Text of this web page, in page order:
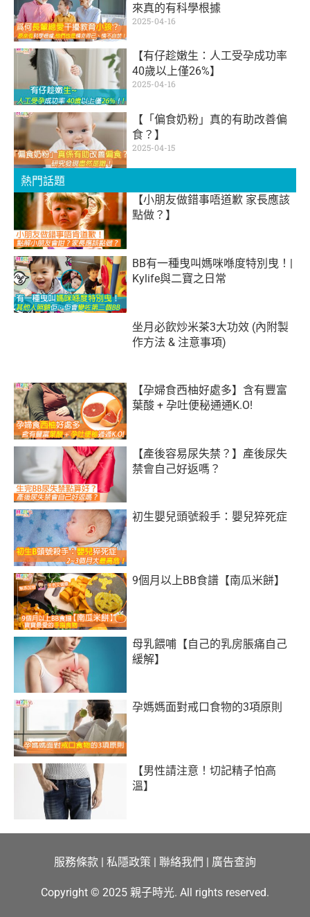
來真的有科學根據
2025-04-16
【有仔趁嫩生：人工受孕成功率
40歲以上僅26%】
2025-04-16
【「偏食奶粉」真的有助改善偏
食？】
2025-04-15
熱門話題
【小朋友做錯事唔道歉 家長應該
點做？】
BB有一種曳叫媽咪喺度特別曳！|
Kylife與二寶之日常
坐月必飲炒米茶3大功效 (內附製
作方法 & 注意事項)
【孕婦食西柚好處多】含有豐富
葉酸 + 孕吐便秘通通K.O!
【產後容易尿失禁？】產後尿失
禁會自己好返嗎？
初生嬰兒頭號殺手：嬰兒猝死症
9個月以上BB食譜【南瓜米餅】
母乳餵哺【自己的乳房脹痛自己
緩解】
孕媽媽面對戒口食物的3項原則
【男性請注意！切記精子怕高
溫】
服務條款 私隱政策 聯絡我們 廣告查詢
Copyright © 2025 親子時光. All rights reserved.